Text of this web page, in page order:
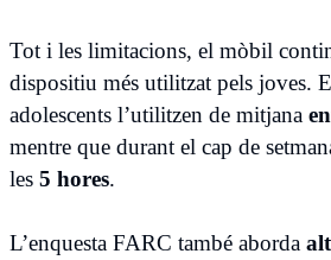
Tot i les limitacions, el mòbil
dispositiu més utilitzat pels joves.
adolescents l’utilitzen de mitjana
mentre que durant el cap de
les 5 hores.
L’enquesta FARC també aborda